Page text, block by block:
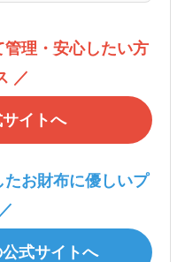
理・安心したい方
／
イトへ
お財布に優しいプ
式サイトへ